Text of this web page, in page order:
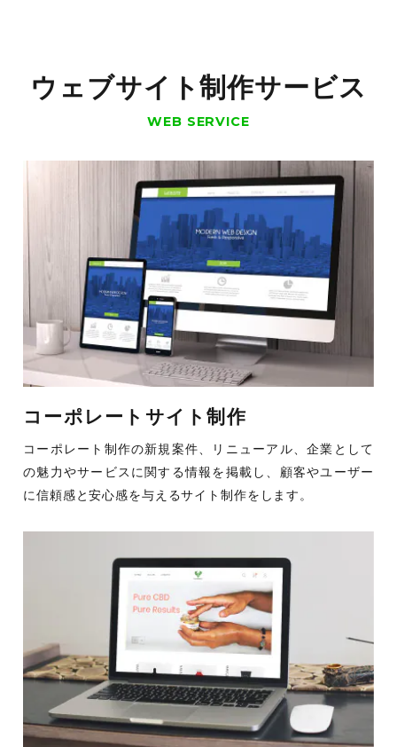
ウェブサイト制作サービス
WEB SERVICE
コーポレートサイト制作
コーポレート制作の新規案件、リニューアル、企業として
の魅力やサービスに関する情報を掲載し、顧客やユーザー
に信頼感と安心感を与えるサイト制作をします。